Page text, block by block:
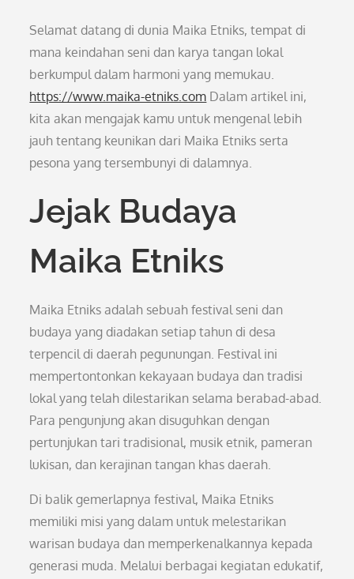
Selamat datang di dunia Maika Etniks, tempat di
mana keindahan seni dan karya tangan lokal
berkumpul dalam harmoni yang memukau.
https://www.maika-etniks.com Dalam artikel ini,
kita akan mengajak kamu untuk mengenal lebih
jauh tentang keunikan dari Maika Etniks serta
pesona yang tersembunyi di dalamnya.
Jejak Budaya
Maika Etniks
Maika Etniks adalah sebuah festival seni dan
budaya yang diadakan setiap tahun di desa
terpencil di daerah pegunungan. Festival ini
mempertontonkan kekayaan budaya dan tradisi
lokal yang telah dilestarikan selama berabad-abad.
Para pengunjung akan disuguhkan dengan
pertunjukan tari tradisional, musik etnik, pameran
lukisan, dan kerajinan tangan khas daerah.
Di balik gemerlapnya festival, Maika Etniks
memiliki misi yang dalam untuk melestarikan
warisan budaya dan memperkenalkannya kepada
generasi muda. Melalui berbagai kegiatan edukatif,